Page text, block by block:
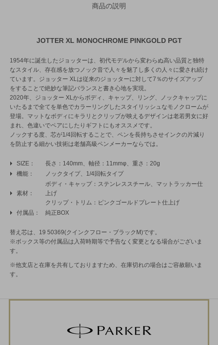
商品の説明
JOTTER XL MONOCHROME PINKGOLD PGT
1954年に誕生したジョッターは、初代モデルから変わらぬ高い品質と独特
なスタイル、存在感を放つノック音で人々を魅了し多くの人々に愛され続け
ています。ジョッター XLは従来のジョッターに対して7％のサイズアップ
をすることで絶妙な筆記バランスと書き心地を実現。
2020年、ジョッター XLからボディ、キャップ、リング、ノックキャップに
いたるまで全てを単色でカラーリングしたスタイリッシュなモノクロームが
登場。マットなボディにキラリとクリップが映えるデザインは老若男女に好
まれ、色違いでペアにしたりギフトにもオススメです。
ノックする度、芯が1/4回転することで、ペンを長持ちさせインクの片減り
を防止する細かい技術は老舗高級ペンメーカーならでは。
SIZE
長さ：140mm、軸径：11mmφ、重さ：20g
機能
ノックタイプ、1/4回転タイプ
素材
ボディ・キャップ：ステンレススチール、マットラッカー仕
上げ
クリップ・トリム：ピンクゴールドプレート仕上げ
付属品
純正BOX
替え芯は、19 50369(クインクフロー・ブラックM)です。
※ボックス等の付属品は入荷時期等で予告なく変更となる場合がございま
す。
※他支店と在庫を共有しておりますため、在庫切れの場合はご容赦願いま
す。